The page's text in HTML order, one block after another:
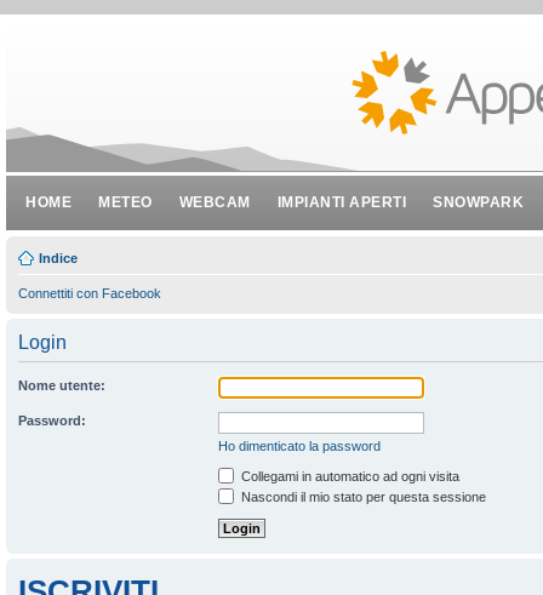
HOME METEO WEBCAM IMPIANTI APERTI SNOWPARK
Indice
Connettiti con Facebook
Login
Nome utente:
Password:
Ho dimenticato la password
Collegami in automatico ad ogni visita
Nascondi il mio stato per questa sessione